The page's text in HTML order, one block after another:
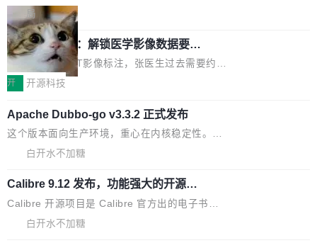
布，具体更新内容包括： feat(zero)：Zero 现
支持 --security superflag（token=...;whitelist
=...），与 Alpha 版本的格式一致，并据此对其
管理 HTTP 端点进行授权。 <blockquote> <p>
<span><strong>警告：</strong>&nbsp;Zero
的 admin ...
块钱的玩意儿——一根小竹签，一个竹筒，一头
系着涂了松香的线。甩起来，竹膜震动，发出“哇
——哇”的蝉鸣声。实物越来越难找了，有开发者
把它做成了 Web 玩具，放在 zhuzhiliao.imsai.c
c 上，并在 GitHub 开源。 玩法很简单：按住屏
（圈/秒），声音来自真实竹知了录音的 1.72 秒
采样，无缝循环。音频解码失败时，还有一套合
成兜底——锯齿波振荡器模拟脉冲，并联带通共
擎是绳系质点模型：重力、弹性绳（只拉不
推）、空气阻力，1/240 秒定步长积...
局
30倍效率升级：解锁医学影像数据要素
价值化的真实路径
完成一例腹部CT影像标注，张医生过去需要约1
20个小时。他必须在数百张连续影像上，一笔一
用东软飞标医学影像标注平台，同样的工作缩短
至4小时，效率提升30倍。 这组数字背后，改变
的不只是速度，而是把医学影像转化为AI能力的
庞大，但不能直接用于训练模型。器官、病灶和
组织边界，必须由专业医生逐层识别、标记和校
正，才能成为机器能理解的高质量数据。医学影
开 开源科技
Apache Dubbo-go v3.3.2 正式发布
这个版本面向生产环境，重心在内核稳定性。我
们彻底收敛了旧配置体系，扩展了 Triple 协议与
理，同时集中修了并发安全、资源泄漏和热路径
性能问题。
白开水不加糖
Calibre 9.12 发布，功能强大的开源电
子书工具
Calibre 开源项目是 Calibre 官方出的电子书管
理工具。它可以查看，转换，编辑和分类所有主
白开水不加糖